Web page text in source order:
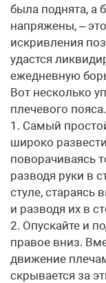
была поднята,
напряжены, –
искривления
удастся
ежедневную
Вот несколько
плечевого пояса.
1. Самый
широко
поворачиваясь
разводя руки в
стуле, стараясь
и разводя их в
2. Опускайте и
правое вниз.
движение
скрывается за